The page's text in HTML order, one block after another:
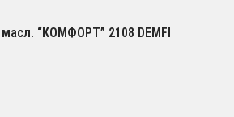
“КОМФОРТ” 2108 DEMFI